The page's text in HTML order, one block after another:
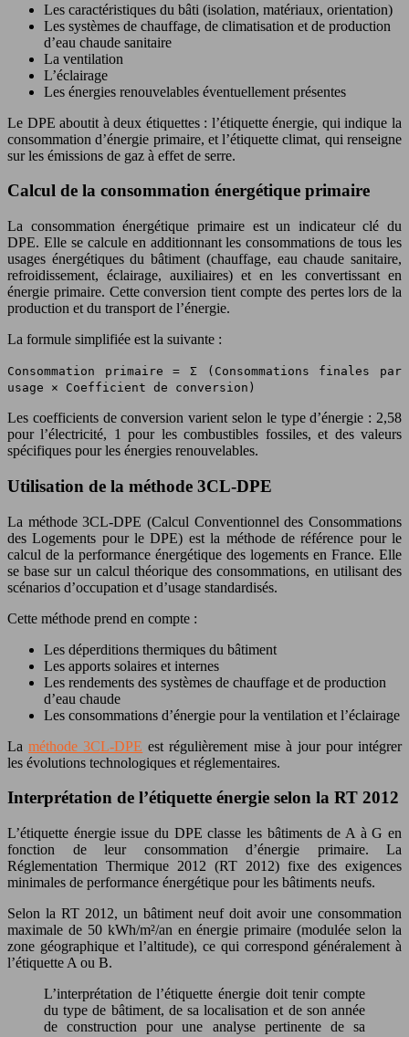
Les caractéristiques du bâti (isolation, matériaux, orientation)
Les systèmes de chauffage, de climatisation et de production
d’eau chaude sanitaire
La ventilation
L’éclairage
Les énergies renouvelables éventuellement présentes
Le DPE aboutit à deux étiquettes : l’étiquette énergie, qui indique la
consommation d’énergie primaire, et l’étiquette climat, qui renseigne
sur les émissions de gaz à effet de serre.
Calcul de la consommation énergétique primaire
La consommation énergétique primaire est un indicateur clé du
DPE. Elle se calcule en additionnant les consommations de tous les
usages énergétiques du bâtiment (chauffage, eau chaude sanitaire,
refroidissement, éclairage, auxiliaires) et en les convertissant en
énergie primaire. Cette conversion tient compte des pertes lors de la
production et du transport de l’énergie.
La formule simplifiée est la suivante :
Consommation primaire = Σ (Consommations finales par
usage × Coefficient de conversion)
Les coefficients de conversion varient selon le type d’énergie : 2,58
pour l’électricité, 1 pour les combustibles fossiles, et des valeurs
spécifiques pour les énergies renouvelables.
Utilisation de la méthode 3CL-DPE
La méthode 3CL-DPE (Calcul Conventionnel des Consommations
des Logements pour le DPE) est la méthode de référence pour le
calcul de la performance énergétique des logements en France. Elle
se base sur un calcul théorique des consommations, en utilisant des
scénarios d’occupation et d’usage standardisés.
Cette méthode prend en compte :
Les déperditions thermiques du bâtiment
Les apports solaires et internes
Les rendements des systèmes de chauffage et de production
d’eau chaude
Les consommations d’énergie pour la ventilation et l’éclairage
Laméthode 3CL-DPE est régulièrement mise à jour pour intégrer
les évolutions technologiques et réglementaires.
Interprétation de l’étiquette énergie selon la RT 2012
L’étiquette énergie issue du DPE classe les bâtiments de A à G en
fonction de leur consommation d’énergie primaire. La
Réglementation Thermique 2012 (RT 2012) fixe des exigences
minimales de performance énergétique pour les bâtiments neufs.
Selon la RT 2012, un bâtiment neuf doit avoir une consommation
maximale de 50 kWh/m²/an en énergie primaire (modulée selon la
zone géographique et l’altitude), ce qui correspond généralement à
l’étiquette A ou B.
L’interprétation de l’étiquette énergie doit tenir compte
du type de bâtiment, de sa localisation et de son année
de construction pour une analyse pertinente de sa